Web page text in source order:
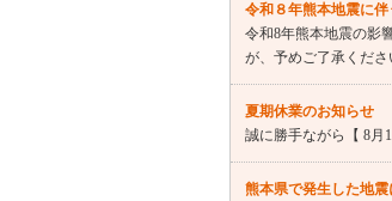
令和８年熊本地震に
令和8年熊本地震の影
が、予めご了承くだ
夏期休業のお知らせ
誠に勝手ながら【 8月
熊本県で発生した地